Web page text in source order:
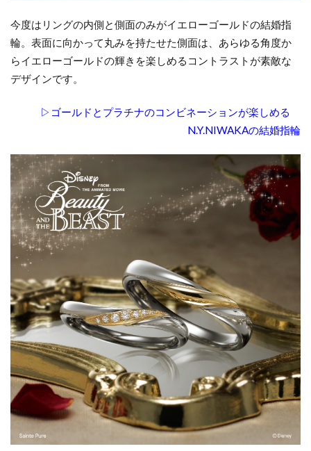
今度はリングの内側と側面のみがイエローゴールドの結婚指
輪。表面に向かって丸みを持たせた側面は、あらゆる角度か
らイエローゴールドの輝きを楽しめるコントラストが素敵な
デザインです。
▷ゴールドとプラチナのコンビネーションが楽しめる
N.Y.NIWAKAの結婚指輪